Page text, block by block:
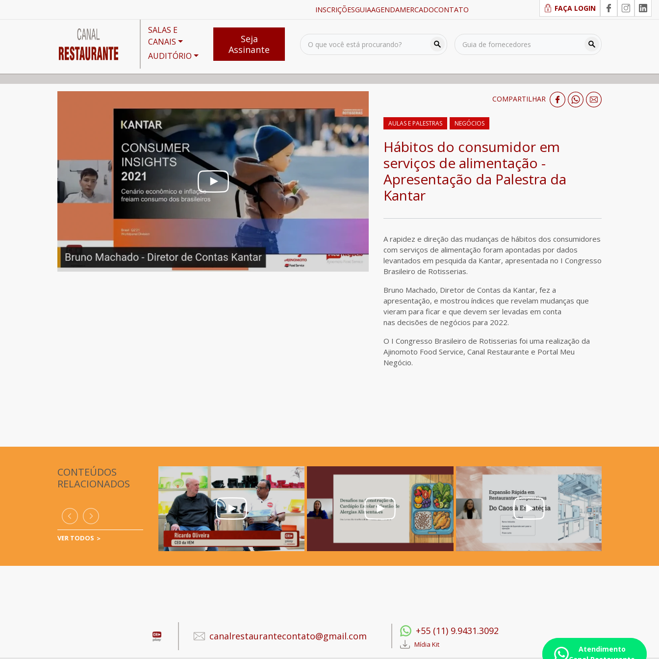
INSCRIÇÕESGUIAAGENDAMERCADOCONTATO FAÇA LOGIN
SALAS E
CANAIS
AUDITÓRIO
Seja
Assinante
Atendimento
COMPARTILHAR
AULAS E PALESTRAS NEGÓCIOS
Hábitos do consumidor em
serviços de alimentação -
Apresentação da Palestra da
Kantar
A rapidez e direção das mudanças de hábitos dos consumidores
com serviços de alimentação foram apontadas por dados
levantados em pesquida da Kantar, apresentada no I Congresso
Brasileiro de Rotisserias.
Bruno Machado, Diretor de Contas da Kantar, fez a
apresentação, e mostrou índices que revelam mudanças que
vieram para ficar e que devem ser levadas em conta
nas decisões de negócios para 2022.
O I Congresso Brasileiro de Rotisserias foi uma realização da
Ajinomoto Food Service, Canal Restaurante e Portal Meu
Negócio.
CONTEÚDOS
RELACIONADOS
VER TODOS
canalrestaurantecontato@gmail.com +55 (11) 9.9431.3092
Mídia Kit